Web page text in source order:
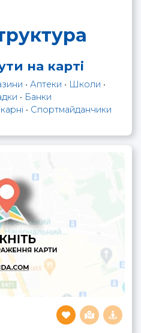
на карті
• Аптеки • Школи •
• Банки
• Спортмайданчики